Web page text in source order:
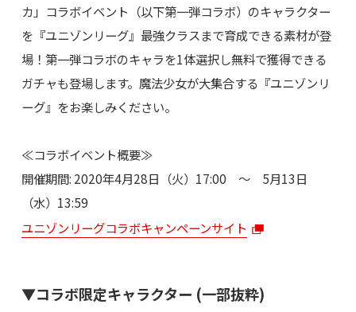
カ」コラボイベント（以下第一弾コラボ）のキャラクター
を『ユニゾンリーグ』最強クラスまで育成できる素材が登
場！第一弾コラボのキャラを1体選択し無料で獲得できる
ガチャも登場します。魔法少女が大集合する『ユニゾンリ
ーグ』をお楽しみください。
≪コラボイベント概要≫
開催期間: 2020年4月28日（火）17:00 ～ 5月13日
（水）13:59
ユニゾンリーグコラボキャンペーンサイト
▼コラボ限定キャラクター (一部抜粋)